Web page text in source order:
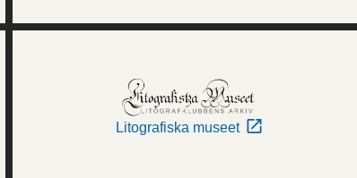
Litografiska museet